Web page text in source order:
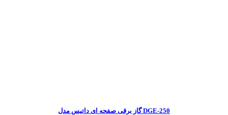
گاز برقی صفحه ای داتیس مدل DGE-250